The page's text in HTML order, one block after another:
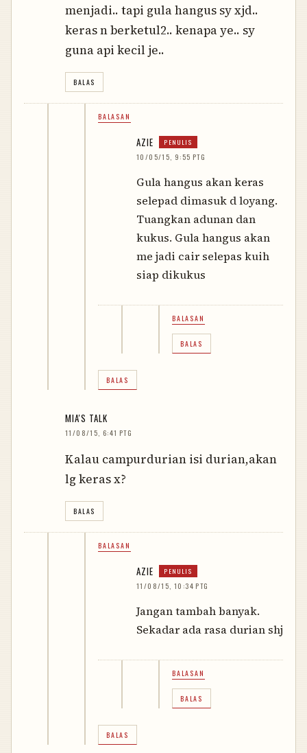
menjadi.. tapi gula hangus sy xjd..
keras n berketul2.. kenapa ye.. sy
guna api kecil je..
BALAS
BALASAN
AZIE
10/05/15, 9:55 PTG
Gula hangus akan keras
selepad dimasuk d loyang.
Tuangkan adunan dan
kukus. Gula hangus akan
me jadi cair selepas kuih
siap dikukus
BALASAN
BALAS
BALAS
MIA'S TALK
11/08/15, 6:41 PTG
Kalau campurdurian isi durian,akan
lg keras x?
BALAS
BALASAN
AZIE
11/08/15, 10:34 PTG
Jangan tambah banyak.
Sekadar ada rasa durian shj
BALASAN
BALAS
BALAS